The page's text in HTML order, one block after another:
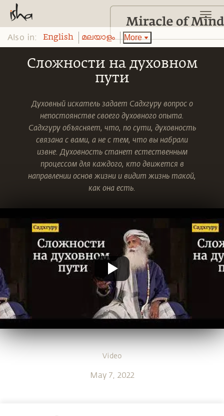
Also in: English മലയാളം More
Сложности на духовном
пути
Духовный искатель задает Садхгуру вопрос о
непостоянстве своего духовного опыта.
Садхгуру объясняет, что, по сути, духовность
связана с вами, а не с тем, что вы набрали
извне. Духовность станет естественным
процессом для каждого, кто движется в
направлении основ жизни и видит жизнь такой,
как она есть.
Video
May 7, 2022